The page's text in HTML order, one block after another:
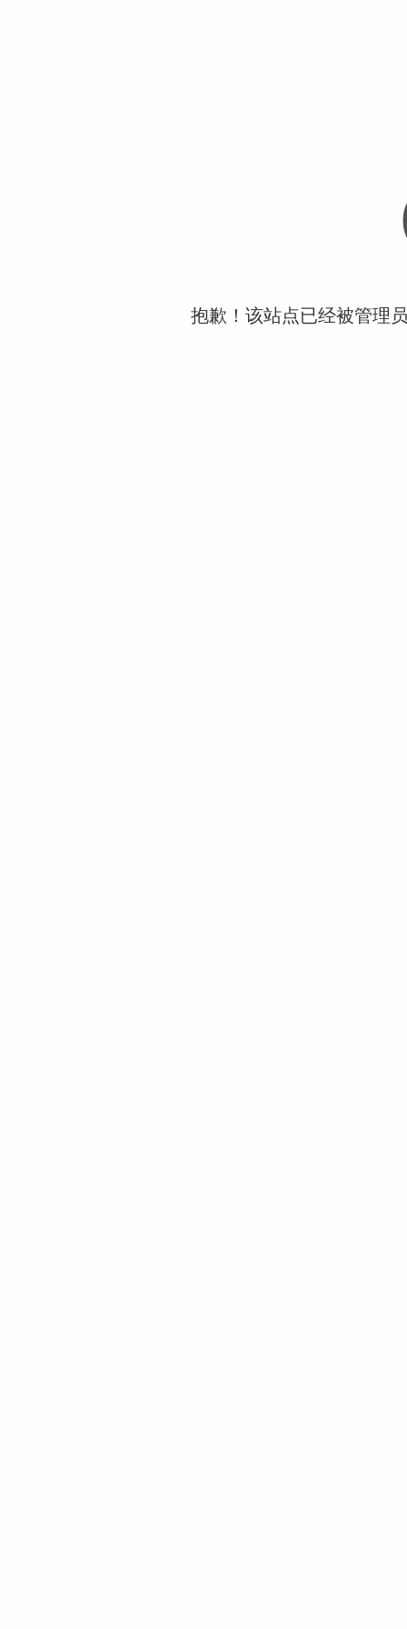
抱歉！该站点已经被管理